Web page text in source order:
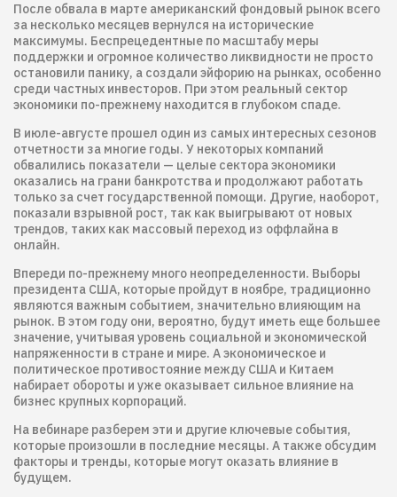
После обвала в марте американский фондовый рынок всего
за несколько месяцев вернулся на исторические
максимумы. Беспрецедентные по масштабу меры
поддержки и огромное количество ликвидности не просто
остановили панику, а создали эйфорию на рынках, особенно
среди частных инвесторов. При этом реальный сектор
экономики по-прежнему находится в глубоком спаде.
В июле-августе прошел один из самых интересных сезонов
отчетности за многие годы. У некоторых компаний
обвалились показатели — целые сектора экономики
оказались на грани банкротства и продолжают работать
только за счет государственной помощи. Другие, наоборот,
показали взрывной рост, так как выигрывают от новых
трендов, таких как массовый переход из оффлайна в
онлайн.
Впереди по-прежнему много неопределенности. Выборы
президента США, которые пройдут в ноябре, традиционно
являются важным событием, значительно влияющим на
рынок. В этом году они, вероятно, будут иметь еще большее
значение, учитывая уровень социальной и экономической
напряженности в стране и мире. А экономическое и
политическое противостояние между США и Китаем
набирает обороты и уже оказывает сильное влияние на
бизнес крупных корпораций.
На вебинаре разберем эти и другие ключевые события,
которые произошли в последние месяцы. А также обсудим
факторы и тренды, которые могут оказать влияние в
будущем.